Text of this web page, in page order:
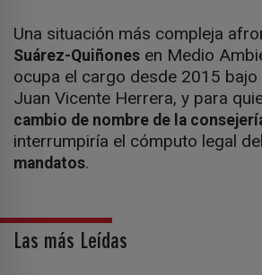
Una situación más compleja
Suárez-Quiñones en Medio
ocupa el cargo desde 2015
Juan Vicente Herrera, y para
cambio de nombre de la
interrumpiría el cómputo legal del
mandatos.
Las más Leídas